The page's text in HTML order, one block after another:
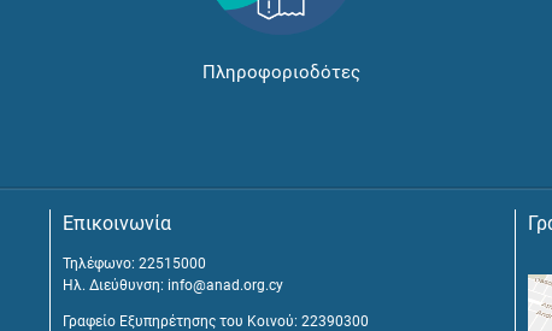
Πληροφοριοδότες
Επικοινωνία
Τηλέφωνο: 22515000
Ηλ. Διεύθυνση: info@anad.org.cy
Γραφείο Εξυπηρέτησης του Κοινού: 22390300